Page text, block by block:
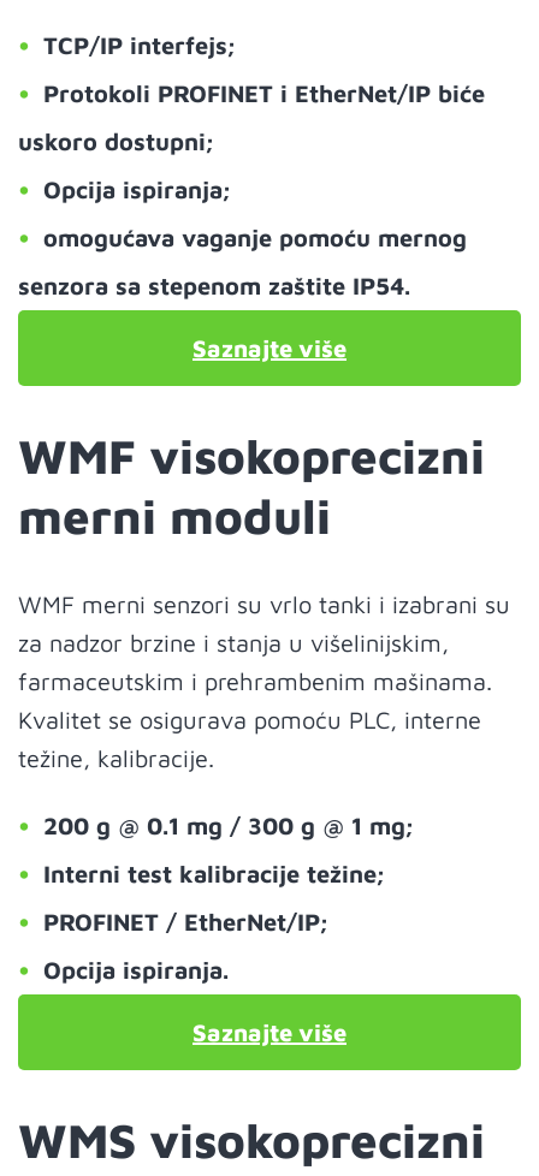
TCP/IP interfejs;
Protokoli PROFINET i EtherNet/IP biće
uskoro dostupni;
Opcija ispiranja;
omogućava vaganje pomoću mernog
senzora sa stepenom zaštite IP54.
Saznajte više
WMF visokoprecizni
merni moduli
WMF merni senzori su vrlo tanki i izabrani su
za nadzor brzine i stanja u višelinijskim,
farmaceutskim i prehrambenim mašinama.
Kvalitet se osigurava pomoću PLC, interne
težine, kalibracije.
200 g @ 0.1 mg / 300 g @ 1 mg;
Interni test kalibracije težine;
PROFINET / EtherNet/IP;
Opcija ispiranja.
Saznajte više
WMS visokoprecizni